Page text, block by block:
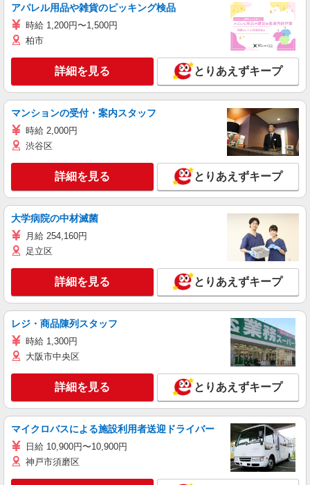
アパレル用品や雑貨のピッキング検品
時給 1,200円〜1,500円
柏市
詳細を見る とりあえずキープ
マンションの受付・案内スタッフ
時給 2,000円
渋谷区
詳細を見る とりあえずキープ
大学病院の中材滅菌
月給 254,160円
足立区
詳細を見る とりあえずキープ
レジ・商品陳列スタッフ
時給 1,300円
大阪市中央区
詳細を見る とりあえずキープ
マイクロバスによる施設利用者送迎ドライバー
日給 10,900円〜10,900円
神戸市須磨区